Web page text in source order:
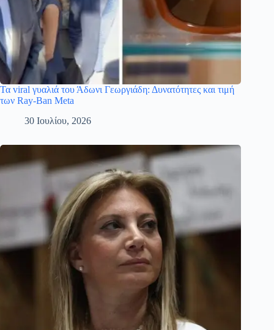
Τα viral γυαλιά του Άδωνι Γεωργιάδη: Δυνατότητες και τιμή
των Ray-Ban Meta
30 Ιουλίου, 2026